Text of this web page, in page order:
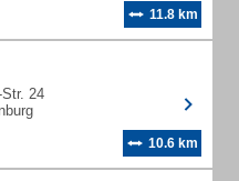
11.8 km
24
10.6 km